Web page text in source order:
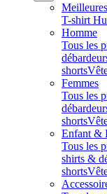
T-shirt
Homme
Tous les
shorts
Femmes
Tous les
shorts
Enfant &
Tous les
shirts &
shorts